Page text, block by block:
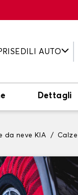
AUTO
Dettagli
da neve KIA